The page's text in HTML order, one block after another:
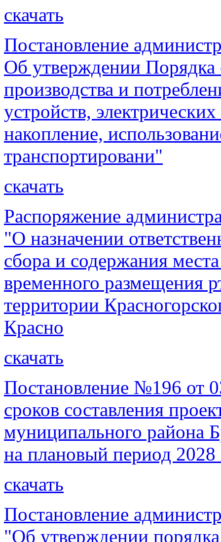
скачать
Постановление
Об утверждении
производства и
устройств,
накопление,
транспортировани"
скачать
Распоряжение
"О назначении
сбора и содержания
временного размещения
территории
Красно
скачать
Постановление №196 от
сроков составления
муниципального района
на плановый период 2028
скачать
Постановление
"Об утверждении